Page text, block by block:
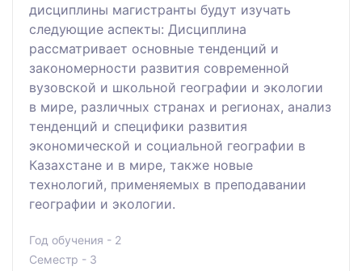
дисциплины магистранты будут изучать
следующие аспекты: Дисциплина
рассматривает основные тенденций и
закономерности развития современной
вузовской и школьной географии и экологии
в мире, различных странах и регионах, анализ
тенденций и специфики развития
экономической и социальной географии в
Казахстане и в мире, также новые
технологий, применяемых в преподавании
географии и экологии.
Год обучения - 2
Семестр - 3